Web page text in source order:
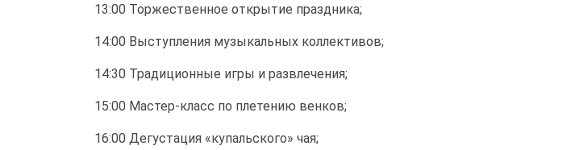
13:00 Торжественное открытие праздника;
14:00 Выступления музыкальных коллективов;
14:30 Традиционные игры и развлечения;
15:00 Мастер-класс по плетению венков;
16:00 Дегустация «купальского» чая;